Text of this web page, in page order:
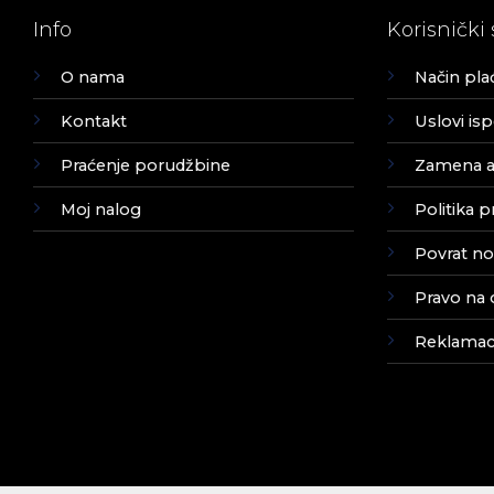
Info
O nama
Kontakt
Praćenje porudžbine
Moj nalog
Korisnički
Način
Uslovi
Zamena
Politika
Povrat
Pravo na